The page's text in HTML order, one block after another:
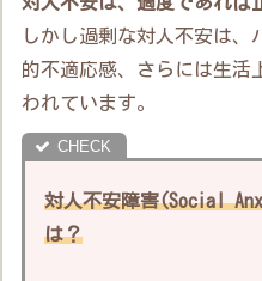
しかし過剰な対人不安は、
的不適応感、さらには生活
われています。
対人不安障害(Social
は？